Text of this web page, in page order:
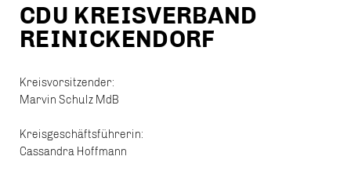
CDU KREISVERBAND
REINICKENDORF
Kreisvorsitzender:
Marvin Schulz MdB
Kreisgeschäftsführerin:
Cassandra Hoffmann